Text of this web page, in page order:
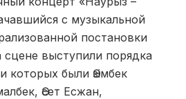
с музыкальной
постановки
выступили порядка
которых были Әзімбек
Әсет Есжан,